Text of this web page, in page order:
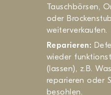
Tauschbörsen,
oder
weiterverkaufen.
Reparieren:
wieder
(lassen), z.B.
reparieren oder
besohlen.